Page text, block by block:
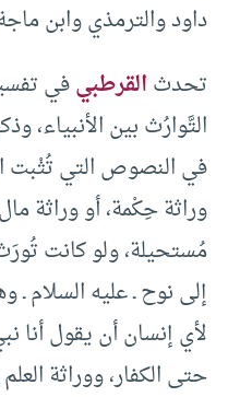
داود والترمذي وابن
تحدثالقرطبي
التَّوارُث بين الأنبياء،
في النصوص التي تُثْبت
وراثة حِكْمة، أو وراثة
مُستحيلة، ولو كانت
إلى نوح ـ عليه السلام
لأي إنسان أن يقول أنا
حتى الكفار، ووراثة